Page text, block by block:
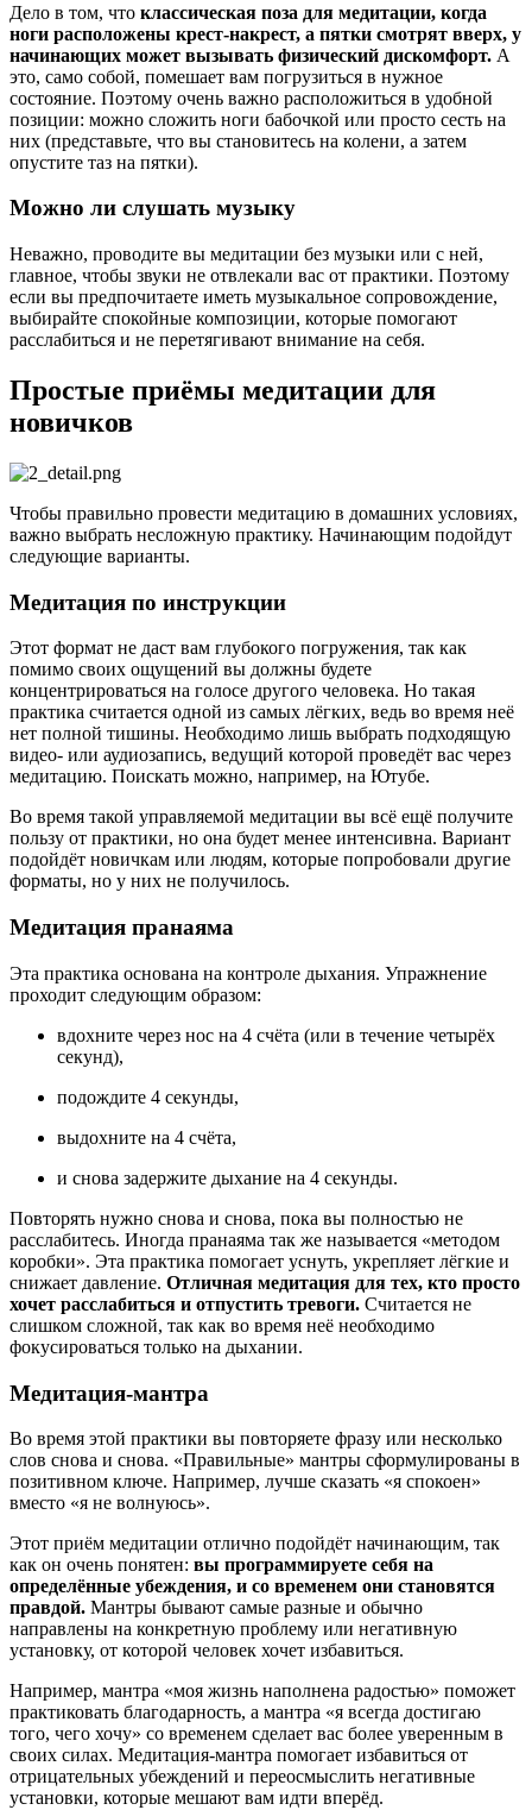
Дело в том, что классическая поза для медитации, когда
ноги расположены крест-накрест, а пятки смотрят вверх, у
начинающих может вызывать физический дискомфорт. А
это, само собой, помешает вам погрузиться в нужное
состояние. Поэтому очень важно расположиться в удобной
позиции: можно сложить ноги бабочкой или просто сесть на
них (представьте, что вы становитесь на колени, а затем
опустите таз на пятки).
Можно ли слушать музыку
Неважно, проводите вы медитации без музыки или с ней,
главное, чтобы звуки не отвлекали вас от практики. Поэтому
если вы предпочитаете иметь музыкальное сопровождение,
выбирайте спокойные композиции, которые помогают
расслабиться и не перетягивают внимание на себя.
Простые приёмы медитации для
новичков
Чтобы правильно провести медитацию в домашних условиях,
важно выбрать несложную практику. Начинающим подойдут
следующие варианты.
Медитация по инструкции
Этот формат не даст вам глубокого погружения, так как
помимо своих ощущений вы должны будете
концентрироваться на голосе другого человека. Но такая
практика считается одной из самых лёгких, ведь во время неё
нет полной тишины. Необходимо лишь выбрать подходящую
видео- или аудиозапись, ведущий которой проведёт вас через
медитацию. Поискать можно, например, на Ютубе.
Во время такой управляемой медитации вы всё ещё получите
пользу от практики, но она будет менее интенсивна. Вариант
подойдёт новичкам или людям, которые попробовали другие
форматы, но у них не получилось.
Медитация пранаяма
Эта практика основана на контроле дыхания. Упражнение
проходит следующим образом:
вдохните через нос на 4 счёта (или в течение четырёх
секунд),
подождите 4 секунды,
выдохните на 4 счёта,
и снова задержите дыхание на 4 секунды.
Повторять нужно снова и снова, пока вы полностью не
расслабитесь. Иногда пранаяма так же называется «методом
коробки». Эта практика помогает уснуть, укрепляет лёгкие и
снижает давление. Отличная медитация для тех, кто просто
хочет расслабиться и отпустить тревоги. Считается не
слишком сложной, так как во время неё необходимо
фокусироваться только на дыхании.
Медитация-мантра
Во время этой практики вы повторяете фразу или несколько
слов снова и снова. «Правильные» мантры сформулированы в
позитивном ключе. Например, лучше сказать «я спокоен»
вместо «я не волнуюсь».
Этот приём медитации отлично подойдёт начинающим, так
как он очень понятен: вы программируете себя на
определённые убеждения, и со временем они становятся
правдой. Мантры бывают самые разные и обычно
направлены на конкретную проблему или негативную
установку, от которой человек хочет избавиться.
Например, мантра «моя жизнь наполнена радостью» поможет
практиковать благодарность, а мантра «я всегда достигаю
того, чего хочу» со временем сделает вас более уверенным в
своих силах. Медитация-мантра помогает избавиться от
отрицательных убеждений и переосмыслить негативные
установки, которые мешают вам идти вперёд.